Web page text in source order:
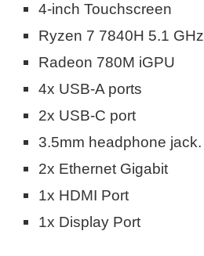
4-inch Touchscreen
Ryzen 7 7840H 5.1 GHz
Radeon 780M iGPU
4x USB-A ports
2x USB-C port
3.5mm headphone jack.
2x Ethernet Gigabit
1x HDMI Port
1x Display Port